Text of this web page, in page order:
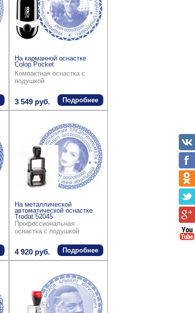
На карманной оснастке
Colop Pocket
Компактная оснастка с
подушкой
3 549 руб. Подробнее
На металлической
автоматической оснастке
Trodat 52045
Профессиональная
оснастка с подушкой
4 920 руб. Подробнее